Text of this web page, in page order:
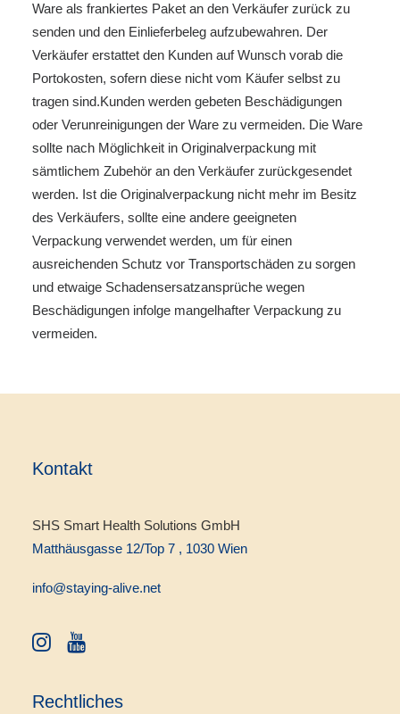
Ware als frankiertes Paket an den Verkäufer zurück zu
senden und den Einlieferbeleg aufzubewahren. Der
Verkäufer erstattet den Kunden auf Wunsch vorab die
Portokosten, sofern diese nicht vom Käufer selbst zu
tragen sind.Kunden werden gebeten Beschädigungen
oder Verunreinigungen der Ware zu vermeiden. Die Ware
sollte nach Möglichkeit in Originalverpackung mit
sämtlichem Zubehör an den Verkäufer zurückgesendet
werden. Ist die Originalverpackung nicht mehr im Besitz
des Verkäufers, sollte eine andere geeigneten
Verpackung verwendet werden, um für einen
ausreichenden Schutz vor Transportschäden zu sorgen
und etwaige Schadensersatzansprüche wegen
Beschädigungen infolge mangelhafter Verpackung zu
vermeiden.
Kontakt
SHS Smart Health Solutions GmbH
Matthäusgasse 12/Top 7 , 1030 Wien
info@staying-alive.net
Rechtliches